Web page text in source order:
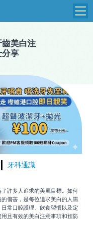
美白注
分享
牙科通識
許多人追求的美麗目標。如何
傷害，是每位追求美白的人需
常口腔護理、飲食習慣以及定
且有效的美白注意事項和預防